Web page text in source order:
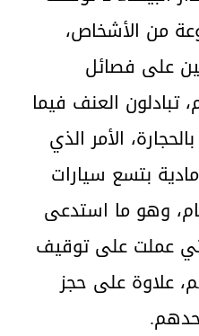
من الأشخاص،
على فصائل
العنف فيما
الأمر الذي
بتسع سيارات
وهو ما استدعى
عملت على توقيف
علاوة على حجز